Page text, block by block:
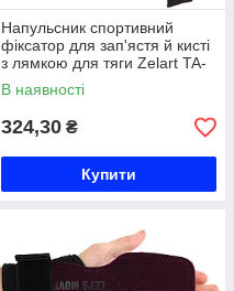
Напульсник спортивний
фіксатор для зап'ястя й кисті
з лямкою для тяги Zelart TA-
2649 2шт чорний Код TA-
2649
В наявності
324,30 ₴
Купити